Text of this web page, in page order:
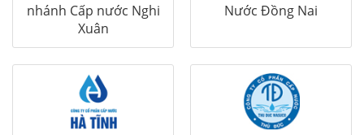
nhánh Cấp nước Nghi
Xuân
Nước Đồng Nai